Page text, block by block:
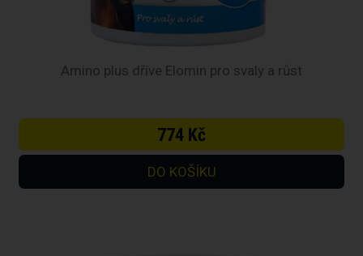
Amino plus dříve Elomin pro svaly a růst
774 Kč